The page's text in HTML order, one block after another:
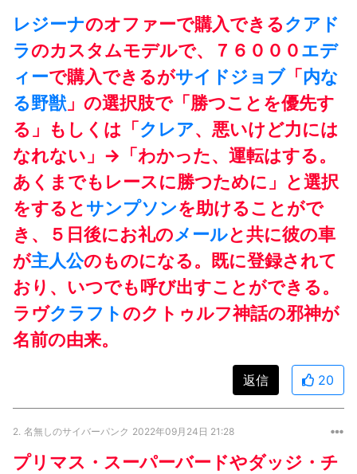
レジーナのオファーで購入できるクアド
ラのカスタムモデルで、７６０００エデ
ィーで購入できるがサイドジョブ「内な
る野獣 」の選択肢で「勝つことを優先す
る」もしくは「クレア、悪いけど力には
なれない」→「わかった、運転はする。
あくまでもレースに勝つために」と選択
をするとサンプソンを助けることがで
き、５日後にお礼のメールと共に彼の車
が主人公のものになる。既に登録されて
おり、いつでも呼び出すことができる。
ラヴクラフトのクトゥルフ神話の邪神が
名前の由来。
返信 20
2. 名無しのサイバーパンク 2022年09月24日 21:28
プリマス・スーパーバードやダッジ・チ